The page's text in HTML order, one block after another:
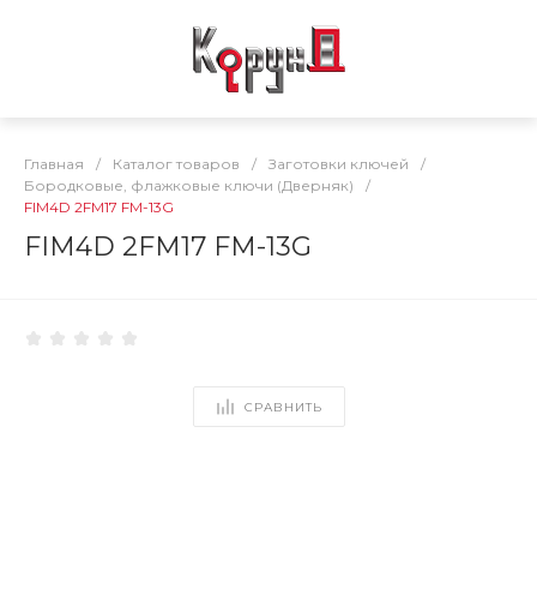
Главная / Каталог товаров / Заготовки ключей
/
Бородковые, флажковые ключи (Дверняк)
/
FIM4D 2FM17 FM-13G
FIM4D 2FM17 FM-13G
СРАВНИТЬ